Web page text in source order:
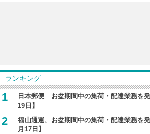
ランキング
1
日本郵便 お盆期間中の集荷・配達業務を
19日】
2
福山通運、お盆期間中の集荷・配達業務を
月17日】